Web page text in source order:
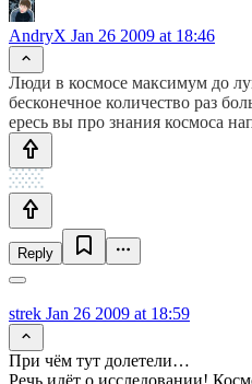
AndryX Jan 26 2009 at 18:46
Люди в космосе максимум до
бесконечное количество раз
ересь вы про знания космоса
Reply
strek Jan 26 2009 at 18:59
При чём тут долетели…
Речь идёт о исследовании!